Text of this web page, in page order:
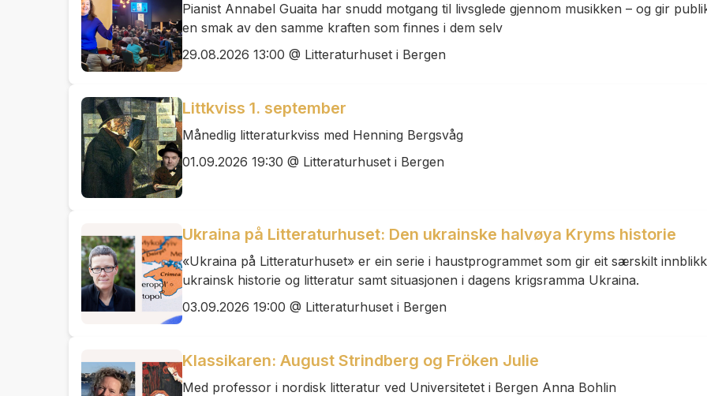
Pianist Annabel Guaita har snudd motgang til livsglede gjennom musikken – og gir
en smak av den samme kraften som finnes i dem selv
29.08.2026 13:00 @ Litteraturhuset i Bergen
Littkviss 1. september
Månedlig litteraturkviss med Henning Bergsvåg
01.09.2026 19:30 @ Litteraturhuset i Bergen
Ukraina på Litteraturhuset: Den ukrainske halvøya Kryms historie
«Ukraina på Litteraturhuset» er ein serie i haustprogrammet som gir eit særskilt
ukrainsk historie og litteratur samt situasjonen i dagens krigsramma Ukraina.
03.09.2026 19:00 @ Litteraturhuset i Bergen
Klassikaren: August Strindberg og Fröken Julie
Med professor i nordisk litteratur ved Universitetet i Bergen Anna Bohlin